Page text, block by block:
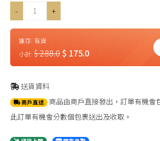
-
+
庫存: 有貨
小計: $ 288.0$ 175.0
送貨資料
商戶直送 商品由商戶直接發出，訂單有機會
此訂單有機會分數個包裹送出及收取。